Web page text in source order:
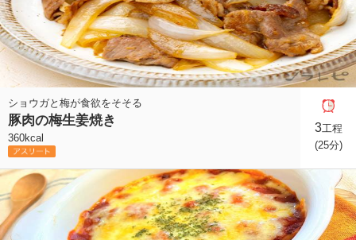
ショウガと梅が食欲をそそる
豚肉の梅生姜焼き
360kcal
3工程
(25分)